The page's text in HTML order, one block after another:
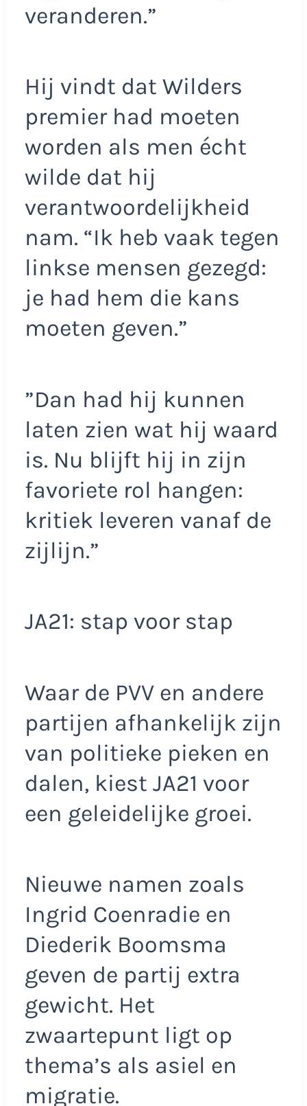
veranderen.”
Hij vindt dat Wilders
premier had moeten
worden als men écht
wilde dat hij
verantwoordelijkheid
nam. “Ik heb vaak tegen
linkse mensen gezegd:
je had hem die kans
moeten geven.”
”Dan had hij kunnen
laten zien wat hij waard
is. Nu blijft hij in zijn
favoriete rol hangen:
kritiek leveren vanaf de
zijlijn.”
JA21: stap voor stap
Waar de PVV en andere
partijen afhankelijk zijn
van politieke pieken en
dalen, kiest JA21 voor
een geleidelijke groei.
Nieuwe namen zoals
Ingrid Coenradie en
Diederik Boomsma
geven de partij extra
gewicht. Het
zwaartepunt ligt op
thema’s als asiel en
migratie.